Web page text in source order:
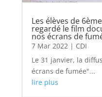
Les élèves de
regardé le film
nos écrans de
7 Mar 2022| CDI
Le 31 janvier, la
écrans de fumée"...
lire plus